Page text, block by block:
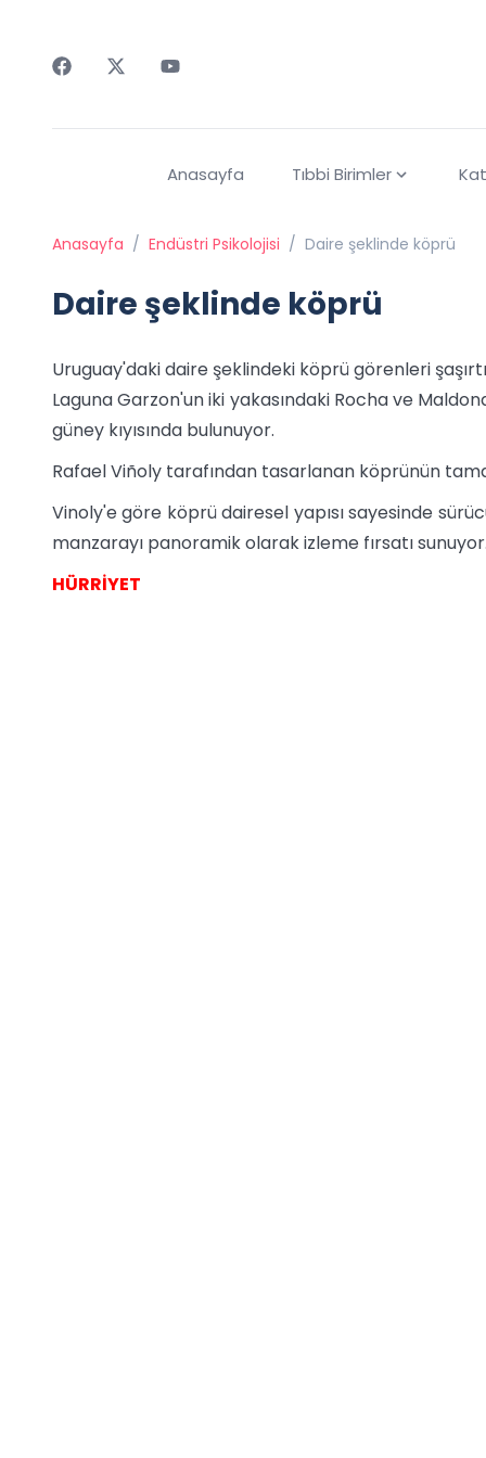
Anasayfa Tıbbi Birimler
Anasayfa / Endüstri Psikolojisi / Daire şeklinde köprü
Daire şeklinde köprü
Uruguay'daki daire şeklindeki köprü görenleri
Laguna Garzon'un iki yakasındaki Rocha ve
güney kıyısında bulunuyor.
Rafael Viñoly tarafından tasarlanan köprünün
Vinoly'e göre köprü dairesel yapısı sayesinde
manzarayı panoramik olarak izleme fırsatı
HÜRRİYET